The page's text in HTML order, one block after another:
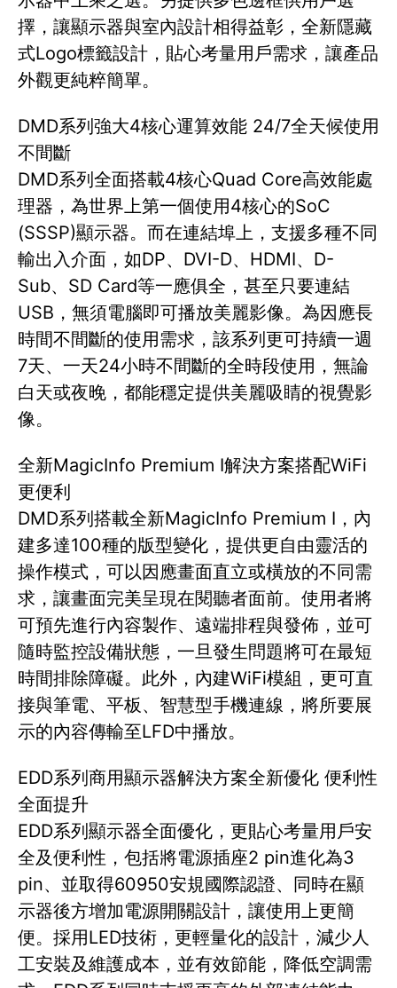
擇，讓顯示器與室內設計相得益彰，全新隱藏
式Logo標籤設計，貼心考量用戶需求，讓產品
外觀更純粹簡單。
DMD系列強大4核心運算效能 24/7全天候使用
不間斷
DMD系列全面搭載4核心Quad Core高效能處
理器，為世界上第一個使用4核心的SoC
(SSSP)顯示器。而在連結埠上，支援多種不同
輸出入介面，如DP、DVI-D、HDMI、D-
Sub、SD Card等一應俱全，甚至只要連結
USB，無須電腦即可播放美麗影像。為因應長
時間不間斷的使用需求，該系列更可持續一週
7天、一天24小時不間斷的全時段使用，無論
白天或夜晚，都能穩定提供美麗吸睛的視覺影
像。
全新MagicInfo Premium I解決方案搭配WiFi
更便利
DMD系列搭載全新MagicInfo Premium I，內
建多達100種的版型變化，提供更自由靈活的
操作模式，可以因應畫面直立或橫放的不同需
求，讓畫面完美呈現在閱聽者面前。使用者將
可預先進行內容製作、遠端排程與發佈，並可
隨時監控設備狀態，一旦發生問題將可在最短
時間排除障礙。此外，內建WiFi模組，更可直
接與筆電、平板、智慧型手機連線，將所要展
示的內容傳輸至LFD中播放。
EDD系列商用顯示器解決方案全新優化 便利性
全面提升
EDD系列顯示器全面優化，更貼心考量用戶安
全及便利性，包括將電源插座2 pin進化為3
pin、並取得60950安規國際認證、同時在顯
示器後方增加電源開關設計，讓使用上更簡
便。採用LED技術，更輕量化的設計，減少人
工安裝及維護成本，並有效節能，降低空調需